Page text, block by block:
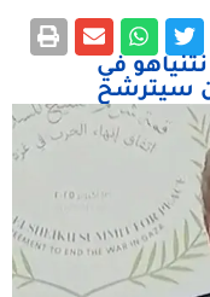
في
من سيترشح